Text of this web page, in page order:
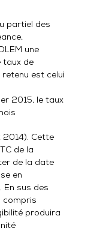
partiel des
une
taux de
retenu est celui
2015, le taux
2014). Cette
de la
de la date
en
En sus des
compris
produira